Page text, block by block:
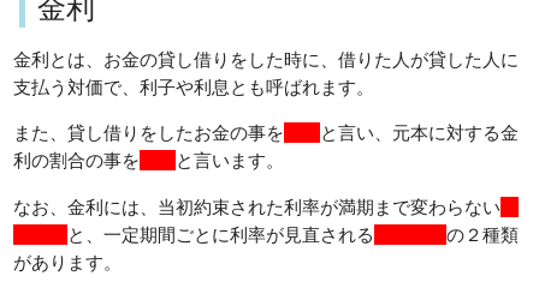
金利
金利とは、お金の貸し借りをした時に、借りた人が貸した人に
支払う対価で、利子や利息とも呼ばれます。
また、貸し借りをしたお金の事を 元本と言い、元本に対する金
利の割合の事を
と言います。
なお、金利には、当初約束された利率が満期まで変わらない
と、一定期間ごとに利率が見直される 変動金利の２種類
があります。